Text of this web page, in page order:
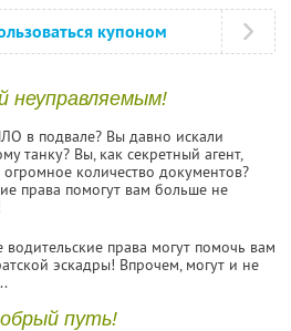
купоном
неуправляемым!
в подвале? Вы давно искали
танку? Вы, как секретный агент,
количество документов?
права помогут вам больше не
права могут помочь вам
эскадры! Впрочем, могут и не
путь!